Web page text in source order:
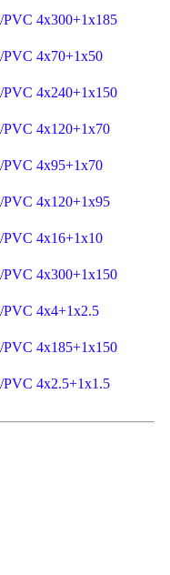
4x300+1x185
4x70+1x50
4x240+1x150
4x120+1x70
4x95+1x70
4x120+1x95
4x16+1x10
4x300+1x150
4x4+1x2.5
4x185+1x150
4x2.5+1x1.5